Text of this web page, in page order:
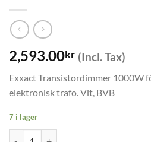
2,593.00kr (Incl. Tax)
Exxact Transistordimmer 1000W
elektronisk trafo. Vit, BVB
7 i lager